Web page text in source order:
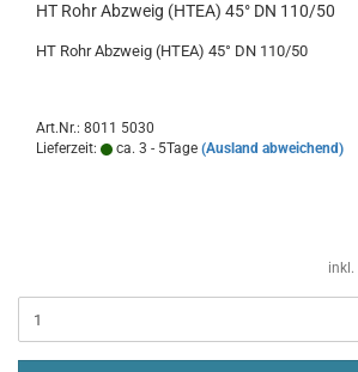
HT Rohr Abzweig (HTEA) 45° DN 110/50
HT Rohr Abzweig (HTEA) 45° DN 110/50
Art.Nr.: 8011 5030
Lieferzeit:
ca. 3 - 5Tage (Ausland abweichend)
inkl.